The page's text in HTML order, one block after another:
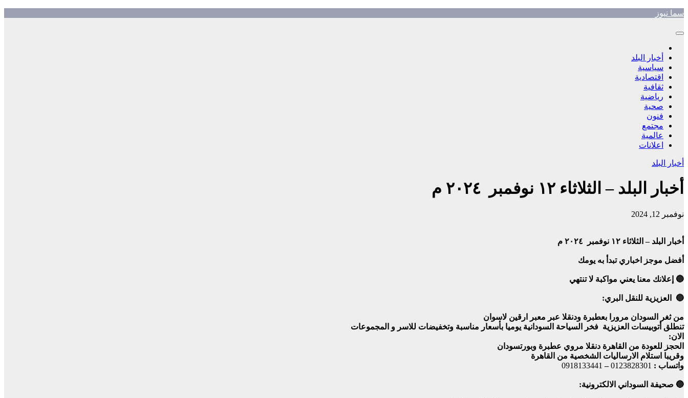
Skip
content
سما نيوز
أخبار البلد
سياسية
اقتصادية
ثقافية
رياضية
صحية
فنون
مجتمع
عالمية
اعلانات
أخبار البلد
أخبار البلد – الثلاثاء ١٢ نوفمبر ٢٠٢٤ م
نوفمبر 12, 2024
أخبار البلد – الثلاثاء ١٢ نوفمبر ٢٠٢٤ م
أفضل موجز اخباري تبدأ به يومك
🔵 إعلانك معنا يعني مواكبة لا تنتهي
🔵 العزيزية للنقل البري:
من ثغر السودان مرورا بعطبرة ودنقلا عبر معبر ارقين لاسوان
تنطلق أتوبيسات العزيزية فخر السياحة السودانية يوميا بأسعار مناسبة وتخفيضات للاسر و المجموعات
الان:
الحجز للعودة من القاهرة دنقلا مروي عطبرة وبورتسودان
وقريبا استلام الارساليات الشخصية من القاهرة
واتساب : 0123828301
–
0918133441
🔵 صحيفة السوداني الالكترونية: